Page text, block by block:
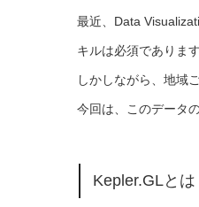
最近、Data
キルは必須でありま
しかしながら、地域
今回は、このデータ
Kepler.GLとは